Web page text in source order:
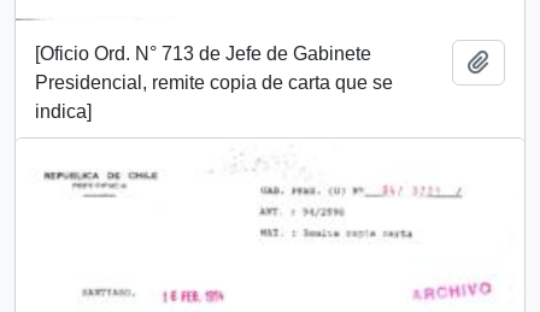
[Oficio Ord. N° 713 de Jefe de Gabinete
Presidencial, remite copia de carta que se
indica]